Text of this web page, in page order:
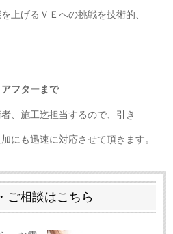
上げるＶＥへの挑戦を技術的、
フターまで
、施工迄担当するので、引き
にも迅速に対応させて頂きます。
ご相談はこちら